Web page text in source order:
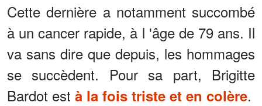
Cette dernière a notamment succombé
à un cancer rapide, à l 'âge de 79 ans. Il
va sans dire que depuis, les hommages
se succèdent. Pour sa part, Brigitte
Bardot est à la fois triste et en colère.